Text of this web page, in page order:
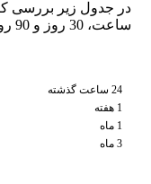
ساعت، 30 روز و 90 روز گذشته.
24 ساعت گذشته
1 هفته
1 ماه
3 ماه